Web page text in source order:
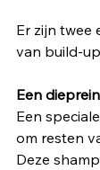
Er zijn twee
van build-
Een
Een
om resten
Deze